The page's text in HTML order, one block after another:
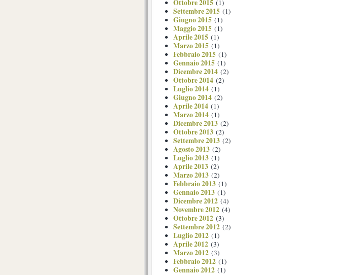
Ottobre 2015 (1)
Settembre 2015 (1)
Giugno 2015 (1)
Maggio 2015 (1)
Aprile 2015 (1)
Marzo 2015 (1)
Febbraio 2015 (1)
Gennaio 2015 (1)
Dicembre 2014 (2)
Ottobre 2014 (2)
Luglio 2014 (1)
Giugno 2014 (2)
Aprile 2014 (1)
Marzo 2014 (1)
Dicembre 2013 (2)
Ottobre 2013 (2)
Settembre 2013 (2)
Agosto 2013 (2)
Luglio 2013 (1)
Aprile 2013 (2)
Marzo 2013 (2)
Febbraio 2013 (1)
Gennaio 2013 (1)
Dicembre 2012 (4)
Novembre 2012 (4)
Ottobre 2012 (3)
Settembre 2012 (2)
Luglio 2012 (1)
Aprile 2012 (3)
Marzo 2012 (3)
Febbraio 2012 (1)
Gennaio 2012 (1)